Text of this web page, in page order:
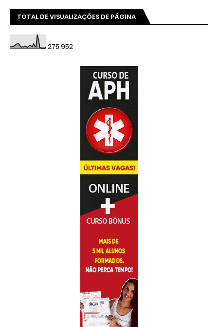
TOTAL DE VISUALIZAÇÕES DE PÁGINA
275,952